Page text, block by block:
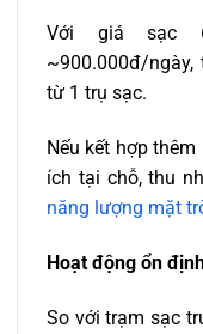
Với giá sạc
~900.000đ/
từ 1 trụ sạc.
Nếu kết hợp
ích tại chỗ, thu
năng lượng mặt
Hoạt động ổn
So với trạm sạc